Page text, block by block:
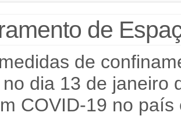
de
de
dia 13 de janeiro
COVID-19 no